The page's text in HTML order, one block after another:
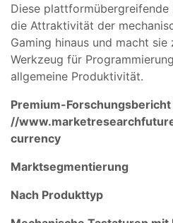
Diese
die Attraktivität der
Gaming hinaus und macht
Werkzeug für
allgemeine Produktivität.
Premium-
//
currency
Marktsegmentierung
Nach Produkttyp